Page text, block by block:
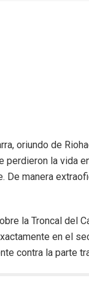
oriundo de
la vida
De manera
la Troncal del
en el
contra la parte